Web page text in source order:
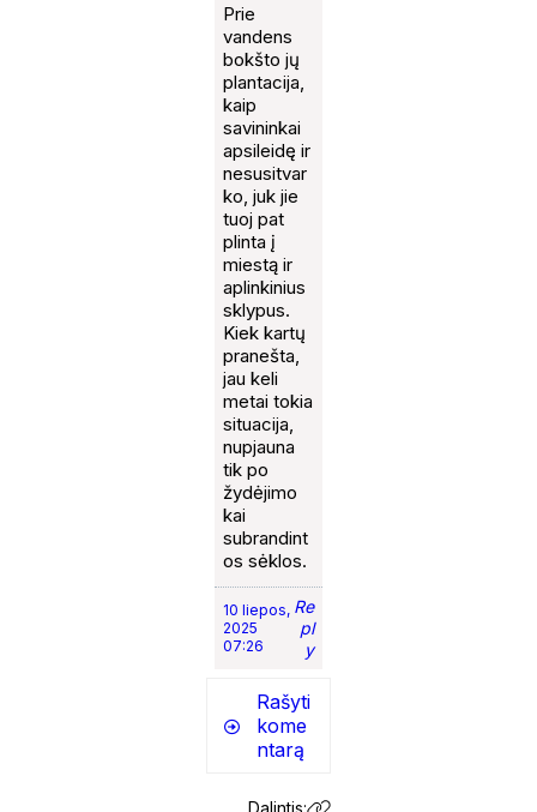
Prie
vandens
bokšto jų
plantacija,
kaip
savininkai
apsileidę ir
nesusitvar
ko, juk jie
tuoj pat
plinta į
miestą ir
aplinkinius
sklypus.
Kiek kartų
pranešta,
jau keli
metai tokia
situacija,
nupjauna
tik po
žydėjimo
kai
subrandint
os sėklos.
10 liepos,
2025
07:26
Re
pl
y
Rašyti
kome
ntarą
Dalintis: